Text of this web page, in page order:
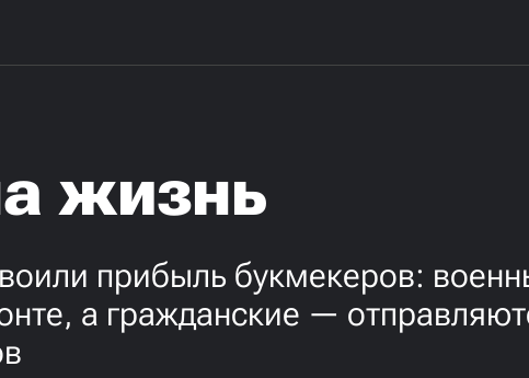
жизнь
прибыль букмекеров:
а гражданские —